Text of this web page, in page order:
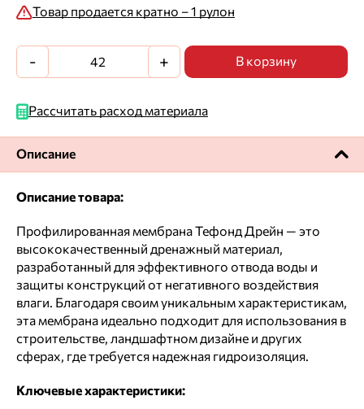
Товар продается кратно – 1 рулон
- + В корзину
Рассчитать расход материала
Описание
Описание товара:
Профилированная мембрана Тефонд Дрейн — это
высококачественный дренажный материал,
разработанный для эффективного отвода воды и
защиты конструкций от негативного воздействия
влаги. Благодаря своим уникальным характеристикам,
эта мембрана идеально подходит для использования в
строительстве, ландшафтном дизайне и других
сферах, где требуется надежная гидроизоляция.
Ключевые характеристики: